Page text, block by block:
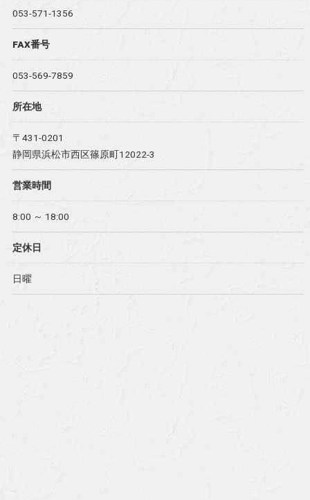
053-571-1356
FAX番号
053-569-7859
所在地
〒431-0201
静岡県浜松市西区篠原町12022-3
営業時間
8:00 ～ 18:00
定休日
日曜